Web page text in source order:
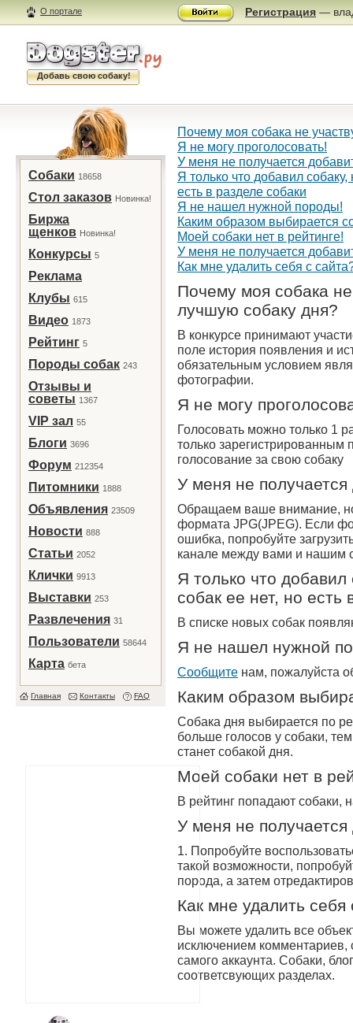
О портале Регистрация —
Добавь свою собаку!
Собаки 18658
Стол заказов Новинка!
Биржа
щенков Новинка!
Конкурсы 5
Реклама
Клубы 615
Видео 1873
Рейтинг 5
Породы собак 243
Отзывы и
советы 1367
VIP зал 55
Блоги 3696
Форум 212354
Питомники 1888
Объявления 23509
Новости 888
Статьи 2052
Клички 9913
Выставки 253
Развлечения 31
Пользователи 58644
Карта бета
Главная Контакты FAQ
Почему моя собака не
Я не могу проголосовать!
У меня не получается
Я только что добавил
есть в разделе собаки
Я не нашел нужной породы!
Каким образом выбирается
Моей собаки нет в рейтинге!
У меня не получается
Как мне удалить себя с
Почему моя собака не
лучшую собаку дня?
В конкурсе принимают
поле история появления и
обязательным условием
фотографии.
Я не могу
Голосовать можно только 1
только зарегистрированным
голосование за свою собаку
У меня не
Обращаем ваше внимание,
формата JPG(JPEG). Если
ошибка, попробуйте
канале между вами и нашим
Я только что добавил
собак ее нет, но есть
В списке новых собак
Я не нашел нужной
Сообщите нам, пожалуйста
Каким образом
Собака дня выбирается по
больше голосов у собаки,
станет собакой дня.
Моей собаки нет в
В рейтинг попадают собаки,
У меня не получается
1. Попробуйте
такой возможности,
порода, а затем
Как мне удалить себя
Вы можете удалить все
исключением
самого аккаунта. Собаки,
соответсвующих разделах.